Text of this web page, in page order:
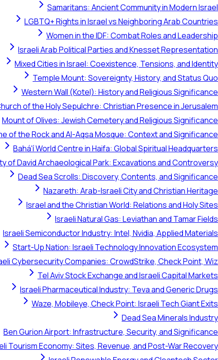
Samaritans: Ancient Community in Modern Israel
LGBTQ+ Rights in Israel vs Neighboring Arab Countries
Women in the IDF: Combat Roles and Leadership
Israeli Arab Political Parties and Knesset Representation
Mixed Cities in Israel: Coexistence, Tensions, and Identity
Temple Mount: Sovereignty, History, and Status Quo
Western Wall (Kotel): History and Religious Significance
of the Holy Sepulchre: Christian Presence in Jerusalem
Mount of Olives: Jewish Cemetery and Religious Significance
of the Rock and Al-Aqsa Mosque: Context and Significance
Bahá'í World Centre in Haifa: Global Spiritual Headquarters
of David Archaeological Park: Excavations and Controversy
Dead Sea Scrolls: Discovery, Contents, and Significance
Nazareth: Arab-Israeli City and Christian Heritage
Israel and the Christian World: Relations and Holy Sites
Israeli Natural Gas: Leviathan and Tamar Fields
Israeli Semiconductor Industry: Intel, Nvidia, Applied Materials
Start-Up Nation: Israeli Technology Innovation Ecosystem
Cybersecurity Companies: CrowdStrike, Check Point, Wiz
Tel Aviv Stock Exchange and Israeli Capital Markets
Israeli Pharmaceutical Industry: Teva and Generic Drugs
Waze, Mobileye, Check Point: Israeli Tech Giant Exits
Dead Sea Minerals Industry
Ben Gurion Airport: Infrastructure, Security, and Significance
Tourism Economy: Sites, Revenue, and Post-War Recovery